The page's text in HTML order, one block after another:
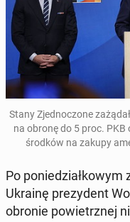
Stany Zjed­no­czo­ne
na obronę do 5 proc.
środków na zakupy
Po po­nie­dział­ko­wym
Ukrainę pre­zy­dent
obronie po­wietrz­nej